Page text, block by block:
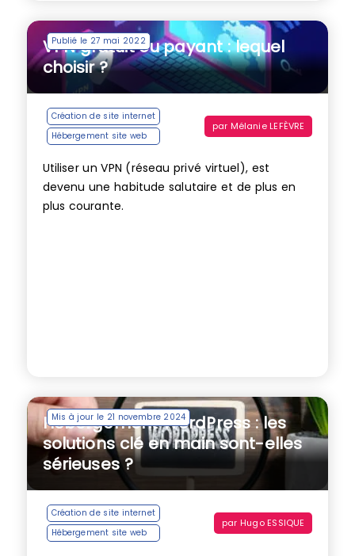
Publié le 27 mai 2022
VPN gratuit ou payant : lequel
choisir ?
Création de site internet
Hébergement site web
par Mélanie LEFÈVRE
Utiliser un VPN (réseau privé virtuel), est
devenu une habitude salutaire et de plus en
plus courante.
Mis à jour le 21 novembre 2024
Hébergement WordPress : les
solutions clé en main sont-elles
sérieuses ?
Création de site internet
Hébergement site web
par Hugo ESSIQUE